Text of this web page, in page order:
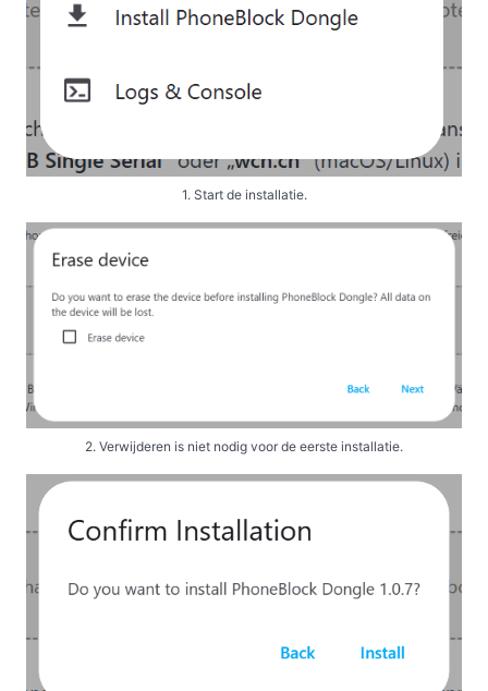
1. Start de installatie.
2. Verwijderen is niet nodig voor de eerste installatie.